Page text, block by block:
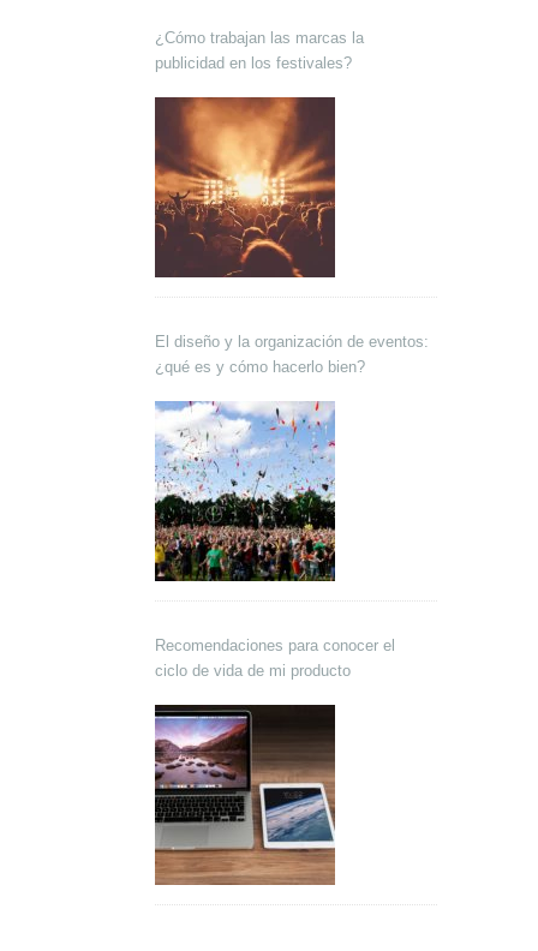
¿Cómo trabajan las marcas la
publicidad en los festivales?
El diseño y la organización de eventos:
¿qué es y cómo hacerlo bien?
Recomendaciones para conocer el
ciclo de vida de mi producto